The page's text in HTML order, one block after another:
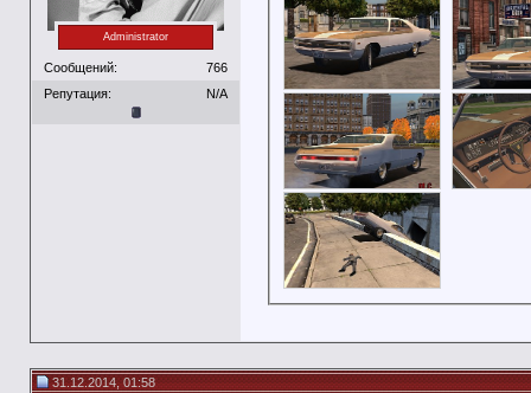
Administrator
Сообщений:
766
Репутация:
N/A
31.12.2014, 01:58